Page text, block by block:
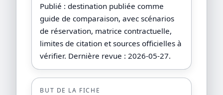
Publié : destination publiée comme
guide de comparaison, avec scénarios
de réservation, matrice contractuelle,
limites de citation et sources officielles à
vérifier. Dernière revue : 2026-05-27.
BUT DE LA FICHE